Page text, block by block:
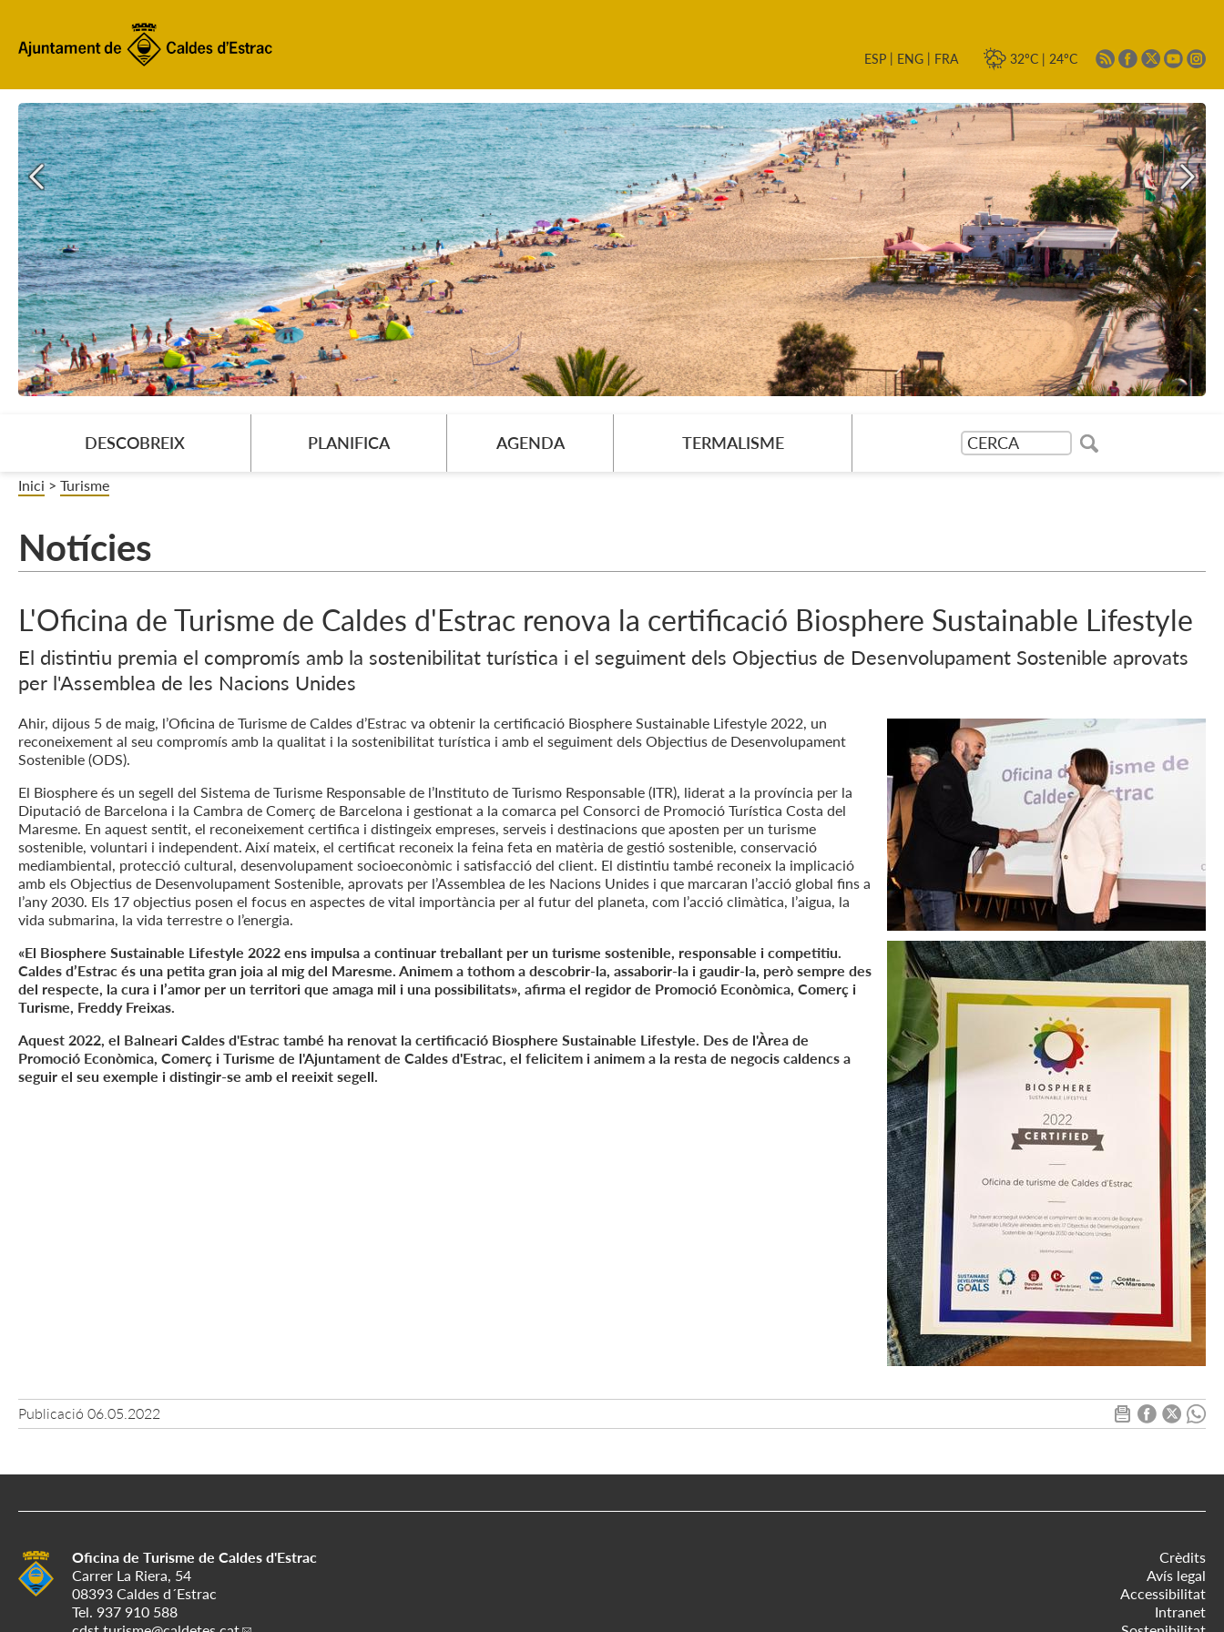
DESCOBREIX PLANIFICA AGENDA TERMALISME
ESP | ENG | FRA 32ºC | 24ºC
Inici > Turisme
Notícies
L'Oficina de Turisme de Caldes d'Estrac renova la certificació Biosphere Sustainable Lifestyle
El distintiu premia el compromís amb la sostenibilitat turística i el seguiment dels Objectius de Desenvolupament Sostenible aprovats
per l'Assemblea de les Nacions Unides
Ahir, dijous 5 de maig, l’Oficina de Turisme de Caldes d’Estrac va obtenir la certificació Biosphere Sustainable Lifestyle 2022, un
reconeixement al seu compromís amb la qualitat i la sostenibilitat turística i amb el seguiment dels Objectius de Desenvolupament
Sostenible (ODS).
El Biosphere és un segell del Sistema de Turisme Responsable de l’Instituto de Turismo Responsable (ITR), liderat a la província per la
Diputació de Barcelona i la Cambra de Comerç de Barcelona i gestionat a la comarca pel Consorci de Promoció Turística Costa del
Maresme. En aquest sentit, el reconeixement certifica i distingeix empreses, serveis i destinacions que aposten per un turisme
sostenible, voluntari i independent. Així mateix, el certificat reconeix la feina feta en matèria de gestió sostenible, conservació
mediambiental, protecció cultural, desenvolupament socioeconòmic i satisfacció del client. El distintiu també reconeix la implicació
amb els Objectius de Desenvolupament Sostenible, aprovats per l’Assemblea de les Nacions Unides i que marcaran l’acció global fins a
l’any 2030. Els 17 objectius posen el focus en aspectes de vital importància per al futur del planeta, com l’acció climàtica, l’aigua, la
vida submarina, la vida terrestre o l’energia.
«El Biosphere Sustainable Lifestyle 2022 ens impulsa a continuar treballant per un turisme sostenible, responsable i competitiu.
Caldes d’Estrac és una petita gran joia al mig del Maresme. Animem a tothom a descobrir-la, assaborir-la i gaudir-la, però sempre des
del respecte, la cura i l’amor per un territori que amaga mil i una possibilitats», afirma el regidor de Promoció Econòmica, Comerç i
Turisme, Freddy Freixas.
Aquest 2022, el Balneari Caldes d'Estrac també ha renovat la certificació Biosphere Sustainable Lifestyle. Des de l'Àrea de
Promoció Econòmica, Comerç i Turisme de l'Ajuntament de Caldes d'Estrac, el felicitem i animem a la resta de negocis caldencs a
seguir el seu exemple i distingir-se amb el reeixit segell.
Publicació 06.05.2022
Oficina de Turisme de Caldes d'Estrac
Carrer La Riera, 54
08393 Caldes d´Estrac
Tel. 937 910 588
Crèdits
Avís legal
Accessibilitat
Intranet